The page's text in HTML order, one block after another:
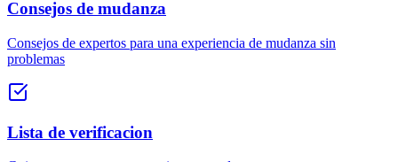
Consejos de mudanza
Consejos de expertos para una experiencia de mudanza sin
problemas
Lista de verificacion